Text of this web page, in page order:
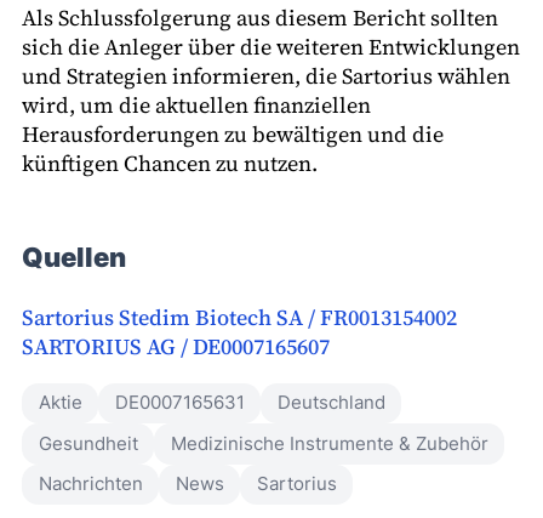
Als Schlussfolgerung aus diesem Bericht sollten
sich die Anleger über die weiteren Entwicklungen
und Strategien informieren, die Sartorius wählen
wird, um die aktuellen finanziellen
Herausforderungen zu bewältigen und die
künftigen Chancen zu nutzen.
Quellen
Sartorius Stedim Biotech SA / FR0013154002
SARTORIUS AG / DE0007165607
Aktie DE0007165631
Deutschland
Gesundheit
Medizinische Instrumente & Zubehör
Nachrichten
News Sartorius